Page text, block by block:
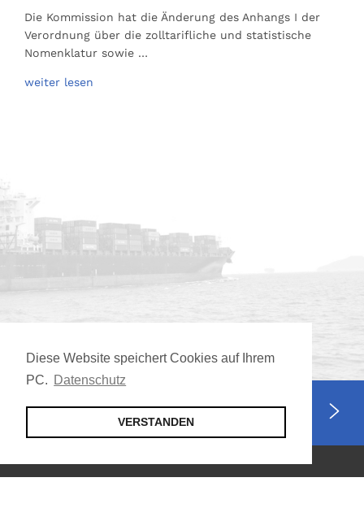
Diese Website speichert Cookies auf Ihrem
PC. Datenschutz
VERSTANDEN
Die Kommission hat die Änderung des Anhangs I der
Verordnung über die zolltarifliche und statistische
Nomenklatur sowie …
weiter lesen
Jetzt Mitglied werden